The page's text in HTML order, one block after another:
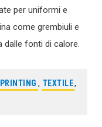
per uniformi e
come grembiuli e
dalle fonti di calore.
, TEXTILE,